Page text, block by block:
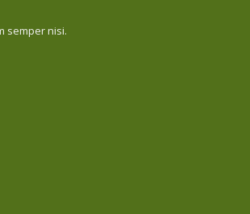
semper nisi.